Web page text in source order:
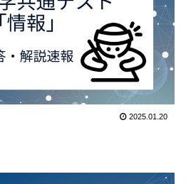
2025.01.20